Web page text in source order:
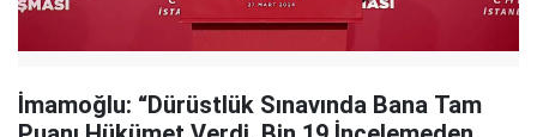
İmamoğlu: “Dürüstlük Sınavında Bana Tam